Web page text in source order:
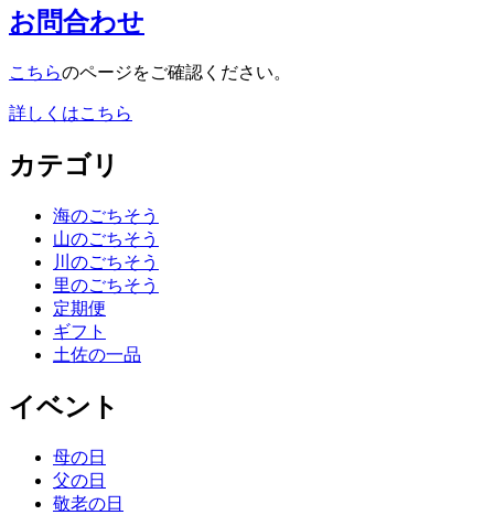
お問合わせ
こちらのページをご確認ください。
詳しくはこちら
カテゴリ
海のごちそう
山のごちそう
川のごちそう
里のごちそう
定期便
ギフト
土佐の一品
イベント
母の日
父の日
敬老の日